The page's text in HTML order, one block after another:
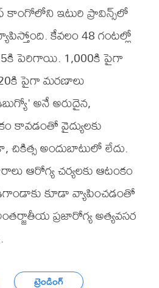
కాంగోలోని ఇటురి ప్రావిన్స్‌లో
కేవలం 48 గంటల్లో
పెరిగాయి. 1,000కి పైగా
పైగా మరణాలు
అనే అరుదైన,
కావడంతో వైద్యులకు
అందుబాటులో లేదు.
ఆరోగ్య చర్యలకు ఆటంకం
కూడా వ్యాపించడంతో
ప్రజారోగ్య అత్యవసర
ట్రెండింగ్